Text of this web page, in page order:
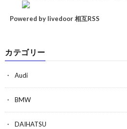
Powered by livedoor 相互RSS
カテゴリー
Audi
BMW
DAIHATSU